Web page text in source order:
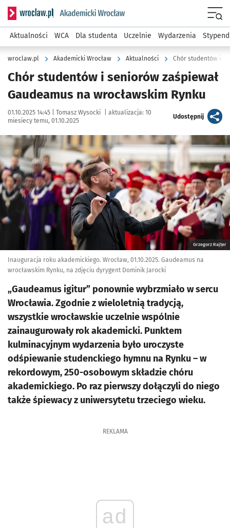
Serwis informacyjny wroclaw.pl podserwis: Akademicki
Aktualności WCA Dla studenta Uczelnie Wydarzenia
wroclaw.pl Akademicki Wrocław Aktualności Chór studentów i
Chór studentów i seniorów zaśpiewał
Gaudeamus na wrocławskim Rynku
Data publikacji:
01.10.2025 14:45 | Autor:
Tomasz Wysocki aktualizacja: 10
miesiecy temu, 01.10.2025
Udostępnijartykuł
Grzegorz Rajter
Inauguracja roku akademickiego. Wrocław, 01.10.2025. Gaudeamus na
wrocławskim Rynku, na zdjęciu dyrygent Dominik Jarocki
„Gaudeamus igitur” ponownie wybrzmiało w sercu
Wrocławia. Zgodnie z wieloletnią tradycją,
wszystkie wrocławskie uczelnie wspólnie
zainaugurowały rok akademicki. Punktem
kulminacyjnym wydarzenia było uroczyste
odśpiewanie studenckiego hymnu na Rynku – w
rekordowym, 250-osobowym składzie chóru
akademickiego. Po raz pierwszy dołączyli do niego
także śpiewacy z uniwersytetu trzeciego wieku.
REKLAMA
ad